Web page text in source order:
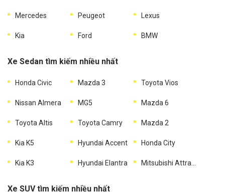
Mercedes Peugeot Lexus
Kia Ford BMW
Xe Sedan tìm kiếm nhiều nhất
Honda Civic Mazda 3 Toyota Vios
Nissan Almera MG5 Mazda 6
Toyota Altis Toyota Camry Mazda 2
Kia K5 Hyundai Accent Honda City
Kia K3 Hyundai Elantra
Xe SUV tìm kiếm nhiều nhất